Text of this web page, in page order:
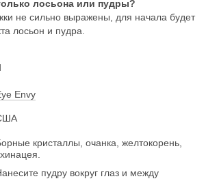
лосьона или пудры?
не сильно выражены, для начала будет
лосьон и пудра.
Envy
кристаллы, очанка, желтокорень,
пудру вокруг глаз и между